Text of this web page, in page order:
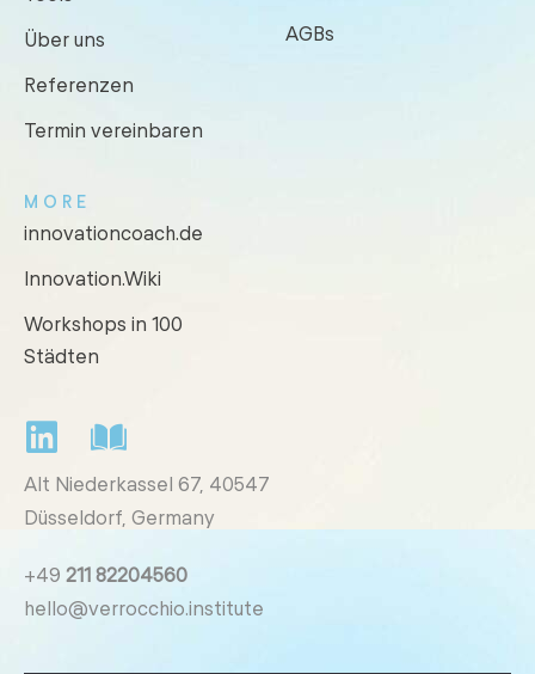
Über uns
Referenzen
Termin vereinbaren
AGBs
MORE
innovationcoach.de
Innovation.Wiki
Workshops in 100
Städten
Alt Niederkassel 67, 40547
Düsseldorf, Germany
+49 211 82204560
hello@verrocchio.institute